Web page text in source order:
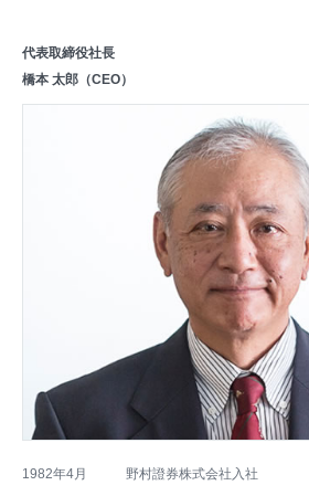
代表取締役社長
橋本 太郎（CEO）
1982年4月 野村證券株式会社入社